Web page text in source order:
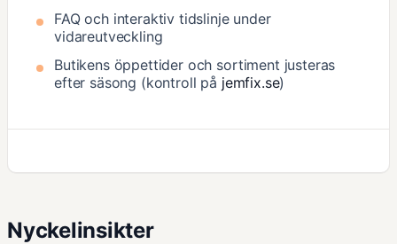
FAQ och interaktiv tidslinje under
vidareutveckling
Butikens öppettider och sortiment justeras
efter säsong (kontroll på jemfix.se)
Nyckelinsikter